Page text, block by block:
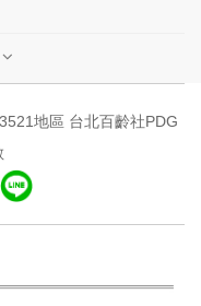
輪攝影獎的作品超越凡俗
地區 台北百齡社PDG